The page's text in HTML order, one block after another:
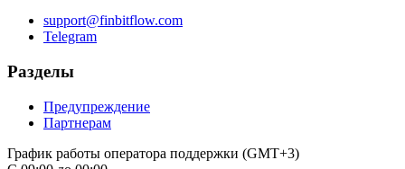
support@finbitflow.com
Telegram
Разделы
Предупреждение
Партнерам
График работы оператора поддержки (GMT+3)